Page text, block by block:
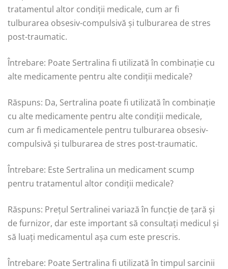
tratamentul altor condiții medicale, cum ar fi
tulburarea obsesiv-compulsivă și tulburarea de stres
post-traumatic.
Întrebare: Poate Sertralina fi utilizată în combinație cu
alte medicamente pentru alte condiții medicale?
Răspuns: Da, Sertralina poate fi utilizată în combinație
cu alte medicamente pentru alte condiții medicale,
cum ar fi medicamentele pentru tulburarea obsesiv-
compulsivă și tulburarea de stres post-traumatic.
Întrebare: Este Sertralina un medicament scump
pentru tratamentul altor condiții medicale?
Răspuns: Prețul Sertralinei variază în funcție de țară și
de furnizor, dar este important să consultați medicul și
să luați medicamentul așa cum este prescris.
Întrebare: Poate Sertralina fi utilizată în timpul sarcinii